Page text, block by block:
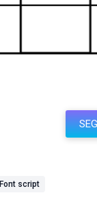
Font script